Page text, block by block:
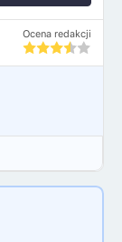
Ocena redakcji